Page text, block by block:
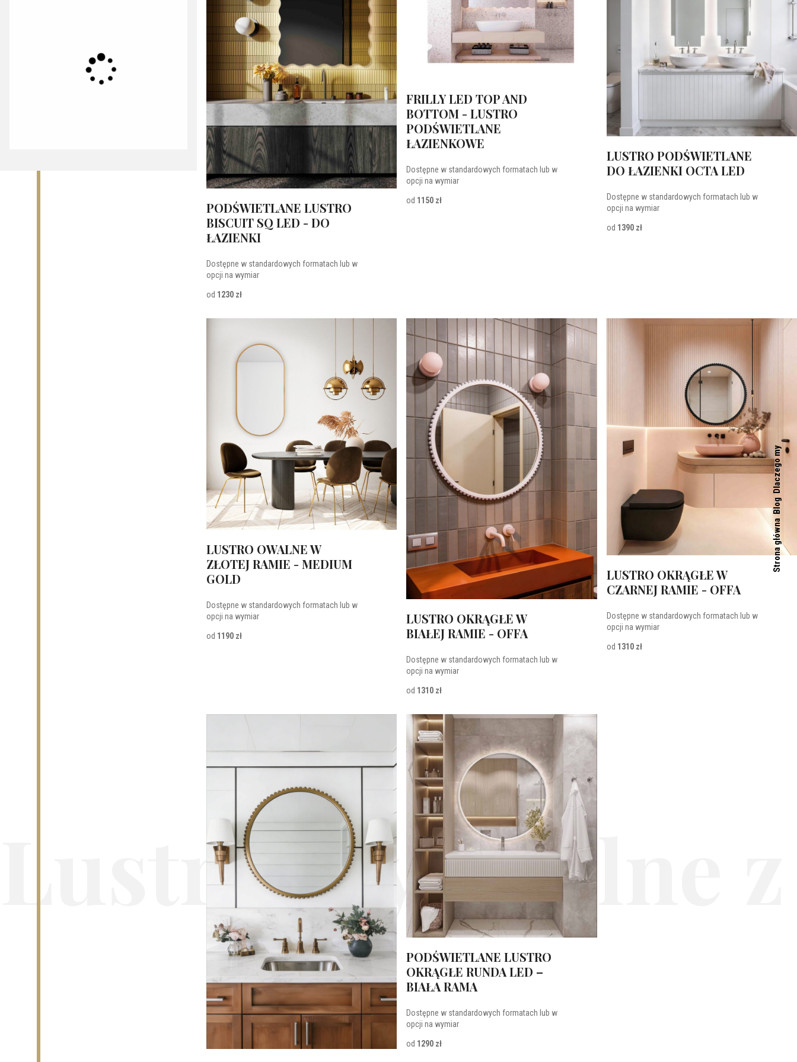
Dlaczego my
Blog
Strona główna
PODŚWIETLANE LUSTRO
BISCUIT SQ LED - DO
ŁAZIENKI
Dostępne w standardowych formatach lub w
opcji na wymiar
od 1230 zł
FRILLY LED TOP AND
BOTTOM - LUSTRO
PODŚWIETLANE
ŁAZIENKOWE
Dostępne w standardowych formatach lub w
opcji na wymiar
od 1150 zł
LUSTRO PODŚWIETLANE
DO ŁAZIENKI OCTA LED
Dostępne w standardowych formatach lub w
opcji na wymiar
od 1390 zł
LUSTRO OWALNE W
ZŁOTEJ RAMIE - MEDIUM
GOLD
Dostępne w standardowych formatach lub w
opcji na wymiar
od 1190 zł
LUSTRO OKRĄGŁE W
BIAŁEJ RAMIE - OFFA
Dostępne w standardowych formatach lub w
opcji na wymiar
od 1310 zł
LUSTRO OKRĄGŁE W
CZARNEJ RAMIE - OFFA
Dostępne w standardowych formatach lub w
opcji na wymiar
od 1310 zł
PODŚWIETLANE LUSTRO
OKRĄGŁE RUNDA LED –
BIAŁA RAMA
Dostępne w standardowych formatach lub w
opcji na wymiar
od 1290 zł
Lustra